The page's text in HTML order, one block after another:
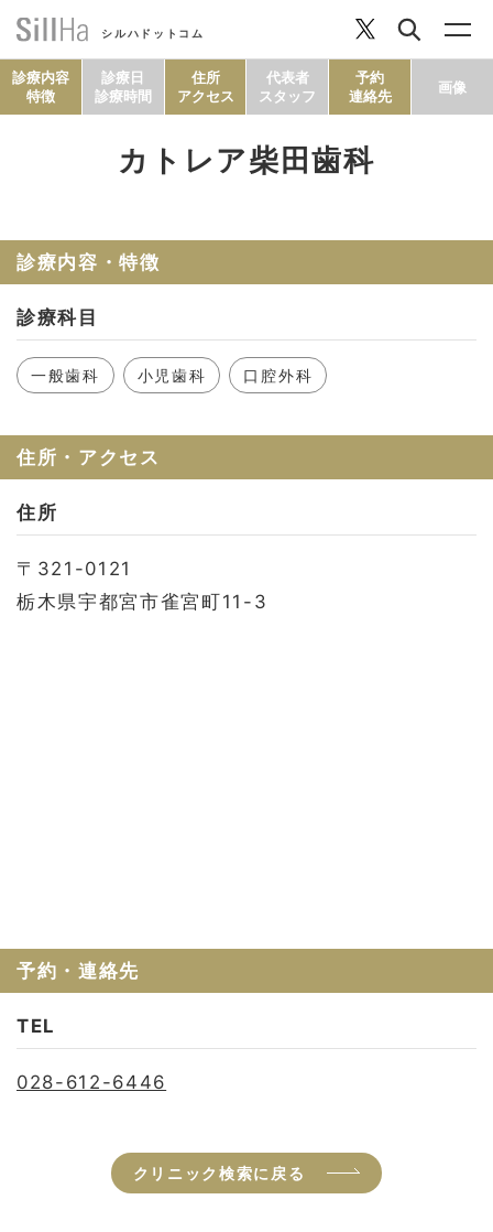
シルハドットコム
セルフチェック
診療内容
特徴
診療日
診療時間
住所
アクセス
代表者
スタッフ
予約
連絡先
画像
カトレア柴田歯科
診療内容・特徴
診療科目
一般歯科 小児歯科 口腔外科
住所・アクセス
住所
〒321-0121
栃木県宇都宮市雀宮町11-3
予約・連絡先
TEL
028-612-6446
クリニック検索に戻る